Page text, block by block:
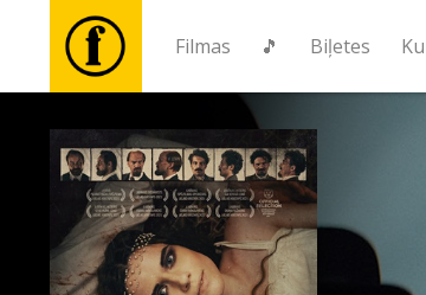
Filmas 🎵 Biļetes
Filmas
Biļetes